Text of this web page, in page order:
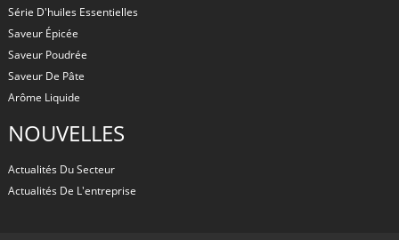
Série D'huiles Essentielles
Saveur Épicée
Saveur Poudrée
Saveur De Pâte
Arôme Liquide
NOUVELLES
Actualités Du Secteur
Actualités De L'entreprise